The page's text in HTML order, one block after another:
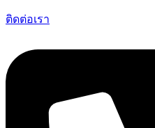
ติดต่อเรา